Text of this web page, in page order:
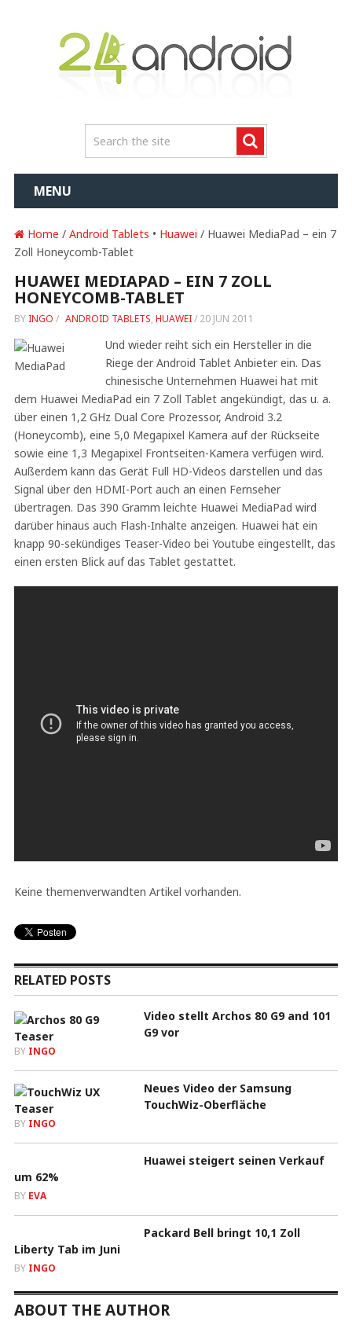
MENU
Home / Android Tablets • Huawei / Huawei MediaPad – ein 7
Zoll Honeycomb-Tablet
HUAWEI MEDIAPAD – EIN 7 ZOLL
HONEYCOMB-TABLET
BY INGO / ANDROID TABLETS, HUAWEI/ 20 JUN 2011
Und wieder reiht sich ein Hersteller in die
Riege der Android Tablet Anbieter ein. Das
chinesische Unternehmen Huawei hat mit
dem Huawei MediaPad ein 7 Zoll Tablet angekündigt, das u. a.
über einen 1,2 GHz Dual Core Prozessor, Android 3.2
(Honeycomb), eine 5,0 Megapixel Kamera auf der Rückseite
sowie eine 1,3 Megapixel Frontseiten-Kamera verfügen wird.
Außerdem kann das Gerät Full HD-Videos darstellen und das
Signal über den HDMI-Port auch an einen Fernseher
übertragen. Das 390 Gramm leichte Huawei MediaPad wird
darüber hinaus auch Flash-Inhalte anzeigen. Huawei hat ein
knapp 90-sekündiges Teaser-Video bei Youtube eingestellt, das
einen ersten Blick auf das Tablet gestattet.
Keine themenverwandten Artikel vorhanden.
RELATED POSTS
Video stellt Archos 80 G9 and 101
G9 vor
BY INGO
Neues Video der Samsung
TouchWiz-Oberfläche
BY INGO
Huawei steigert seinen Verkauf
um 62%
BY EVA
Packard Bell bringt 10,1 Zoll
Liberty Tab im Juni
BY INGO
ABOUT THE AUTHOR